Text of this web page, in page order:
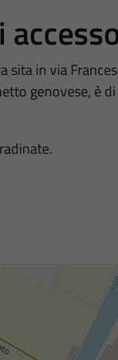
sita in via
genovese, è